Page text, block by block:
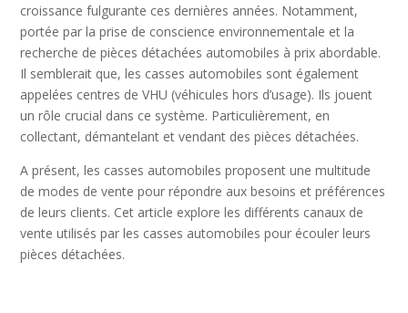
croissance fulgurante ces dernières années. Notamment,
portée par la prise de conscience environnementale et la
recherche de pièces détachées automobiles à prix abordable.
Il semblerait que, les casses automobiles sont également
appelées centres de VHU (véhicules hors d’usage). Ils jouent
un rôle crucial dans ce système. Particulièrement, en
collectant, démantelant et vendant des pièces détachées.
A présent, les casses automobiles proposent une multitude
de modes de vente pour répondre aux besoins et préférences
de leurs clients. Cet article explore les différents canaux de
vente utilisés par les casses automobiles pour écouler leurs
pièces détachées.